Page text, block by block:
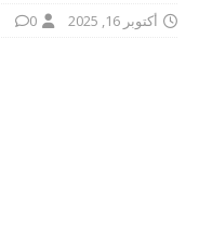
أكتوبر 16, 2025 0